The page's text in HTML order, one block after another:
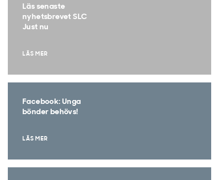
Läs senaste
nyhetsbrevet SLC
Just nu
LÄS MER
Facebook: Unga
bönder behövs!
LÄS MER